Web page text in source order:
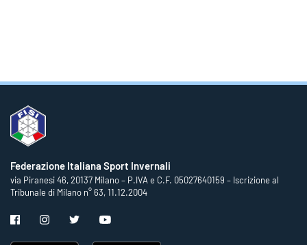
Federazione Italiana Sport Invernali
via Piranesi 46, 20137 Milano – P.IVA e C.F. 05027640159 – Iscrizione al
Tribunale di Milano n° 63, 11.12.2004